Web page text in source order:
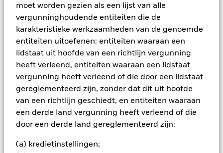
moet worden gezien als een lijst van alle
vergunninghoudende entiteiten die de
karakteristieke werkzaamheden van de genoemde
entiteiten uitoefenen: entiteiten waaraan een
lidstaat uit hoofde van een richtlijn vergunning
heeft verleend, entiteiten waaraan een lidstaat
vergunning heeft verleend of die door een lidstaat
gereglementeerd zijn, zonder dat dit uit hoofde
van een richtlijn geschiedt, en entiteiten waaraan
een derde land vergunning heeft verleend of die
door een derde land gereglementeerd zijn:
(a) kredietinstellingen;
een of meerdere onderliggende activa). De vastrentende
door overheden, overheidsagentschappen, ondernemingen
en supranationale ondernemingen (bijv. de Internationale
Bank voor Wederopbouw en Ontwikkeling) en kunnen
beleggingen omvatten met een relatief lage kredietrating of
zonder rating. De Beleggingsbeheerder (BB) gebruikt een
modellen en discretionaire beleggingstechnieken die op de
bovenvermelde activaklassen worden toegepast. De BB
streeft ernaar om beleggingskansen te identificeren binnen
een internationaal beleggingsuniversum op basis van de
volgende macro-economische categorieën: 'groei' (waarbij
economische groei), 'inflatie' (waarbij wordt gelet op
vastrentende effecten met aantrekkelijke reële